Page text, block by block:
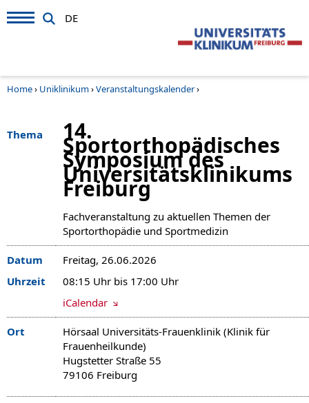
DE
Home› Uniklinikum›Veranstaltungskalender›
Thema 14.
Sportorthopädisches
Symposium des
Universitätsklinikums
Freiburg
Fachveranstaltung zu aktuellen Themen der
Sportorthopädie und Sportmedizin
Datum
Freitag, 26.06.2026
Uhrzeit
08:15 Uhr bis 17:00 Uhr
iCalendar
Ort
Hörsaal Universitäts-Frauenklinik (Klinik für
Frauenheilkunde)
Hugstetter Straße 55
79106 Freiburg